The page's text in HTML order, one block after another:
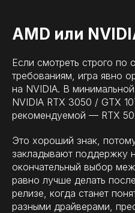
AMD или
Если смотреть строго по
требованиям, игра явно
на NVIDIA. В
NVIDIA RTX 3050 / GTX
рекомендуемой — RTX
Это хороший знак,
закладывают поддержку
окончательный выбор
равно лучше делать
релизе, когда станет
разными драйверами,